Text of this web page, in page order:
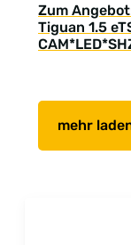
Zum
Tiguan 1.5
mehr